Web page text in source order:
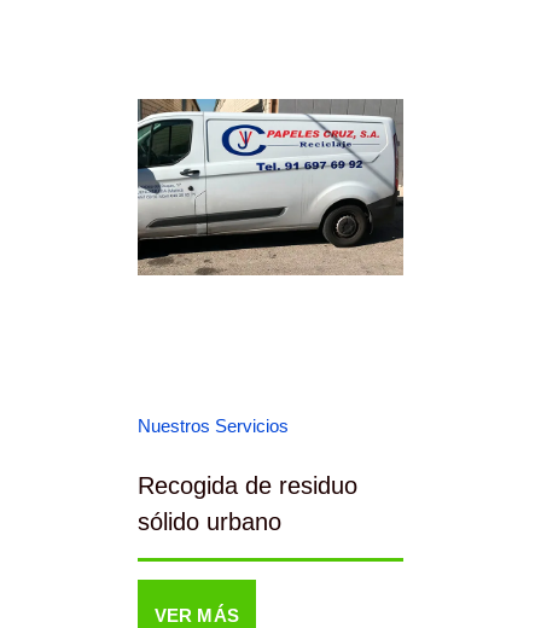
Nuestros Servicios
Recogida de residuo
sólido urbano
VER MÁS